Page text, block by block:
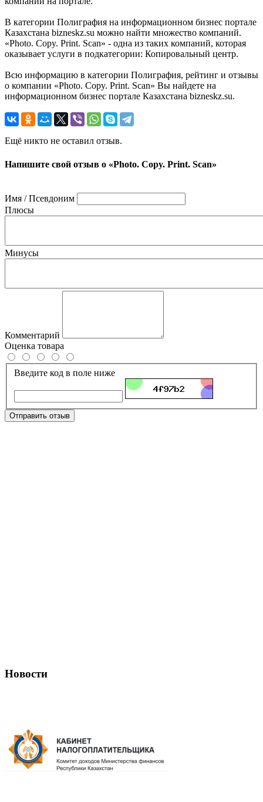
В категории Полиграфия на информационном бизнес портале
Казахстана bizneskz.su можно найти множество компаний.
«Photo. Copy. Print. Scan» - одна из таких компаний, которая
оказывает услуги в подкатегории: Копировальный центр.
Всю информацию в категории Полиграфия, рейтинг и отзывы
о компании «Photo. Copy. Print. Scan» Вы найдете на
информационном бизнес портале Казахстана bizneskz.su.
Ещё никто не оставил отзыв.
Напишите свой отзыв о «Photo. Copy. Print. Scan»
Имя / Псевдоним
Плюсы
Минусы
Комментарий
Оценка товара
Введите код в поле ниже
Отправить отзыв
Новости